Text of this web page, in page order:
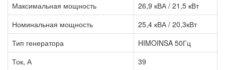
Максимальная мощность
26,9 кВА / 21,5 кВт
Номинальная мощность
25,4 кВА / 20,3кВт
Тип генератора
HIMOINSA 50Гц
Ток, А
39